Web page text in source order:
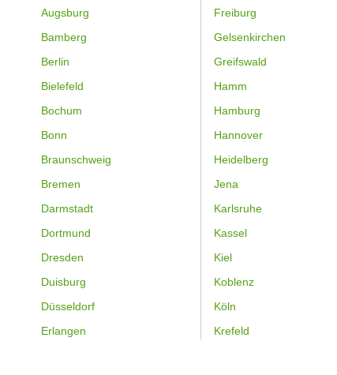
Augsburg
Bamberg
Berlin
Bielefeld
Bochum
Bonn
Braunschweig
Bremen
Darmstadt
Dortmund
Dresden
Duisburg
Düsseldorf
Erlangen
Freiburg
Gelsenkirchen
Greifswald
Hamm
Hamburg
Hannover
Heidelberg
Jena
Karlsruhe
Kassel
Kiel
Koblenz
Köln
Krefeld